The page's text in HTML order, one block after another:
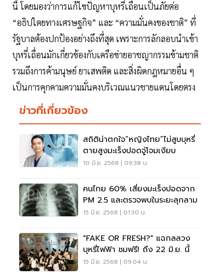
นี้ โดยมองว่าการแก้ไขปัญหาบุหรี่เถื่อนเป็นภัยต่อ
“อธิปไตยทางเศรษฐกิจ” และ “ความมั่นคงของชาติ” ที่
รัฐบาลต้องปกป้องอย่างถึงที่สุด เพราะการลักลอบนำเข้า
บุหรี่เถื่อนมักเกี่ยวข้องกับเครือข่ายอาชญากรรมข้ามชาติ
รวมถึงการค้ามนุษย์ ยาเสพติด และสิ่งผิดกฎหมายอื่น ๆ
เป็นการคุกคามความมั่นคงบริเวณแนวชายแดนโดยตรง
ข่าวที่เกี่ยวข้อง
สถิติน่าตกใจ“หญิงไทย”ไม่สูบบุหรี่
ตายสูงมะเร็งปอดจู่โจมเงียบ
10 มิ.ย. 2568 | 09:38 น.
คนไทย 60% เสี่ยงมะเร็งปอดจาก
PM 2.5 และตรวจพบในระยะลุกลาม
15 มิ.ย. 2568 | 01:30 น.
"FAKE OR FRESH?" แฉกลลวง
บุหรี่ไฟฟ้า ชมฟรี! ถึง 22 มิ.ย. นี้
15 มิ.ย. 2568 | 09:04 น.